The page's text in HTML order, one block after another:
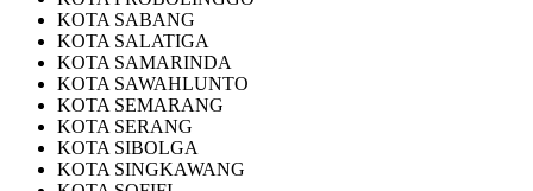
KOTA SABANG
KOTA SALATIGA
KOTA SAMARINDA
KOTA SAWAHLUNTO
KOTA SEMARANG
KOTA SERANG
KOTA SIBOLGA
KOTA SINGKAWANG